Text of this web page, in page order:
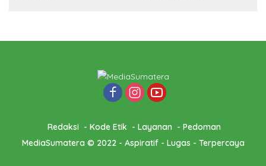
Redaksi Kode Etik Layanan
Pedoman
MediaSumatera © 2022 - Aspiratif - Lugas - Terpercaya